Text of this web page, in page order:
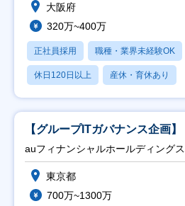
大阪府
320万~400万
正社員採用 職種・業界未経験OK
休日120日以上 産休・育休あり
【グループITガバナンス企画】
auフィナンシャルホールディング
東京都
700万~1300万